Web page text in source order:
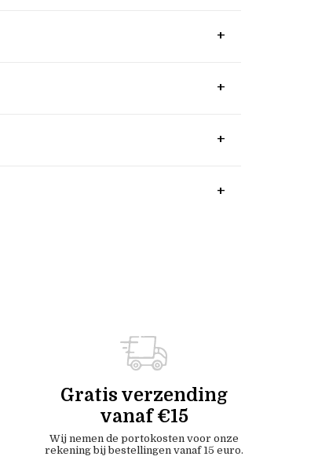
Gratis verzending
vanaf €15
Wij nemen de portokosten voor onze
rekening bij bestellingen vanaf 15 euro.